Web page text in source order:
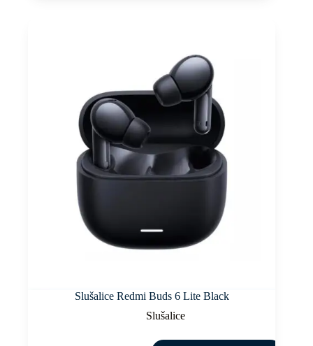
Slušalice Redmi Buds 6 Lite Black
Slušalice